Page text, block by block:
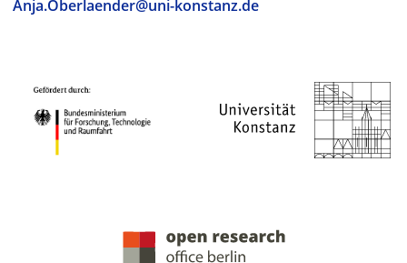
Anja.Oberlaender@uni-konstanz.de